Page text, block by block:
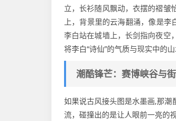
立，长衫随风飘动，衣摆的褶皱
上，背景里的云海翻涌，像是李
李白站在城墙上，长剑指向夜空
将李白“诗仙”的气质与现实中的
潮酷锋芒：赛博峡谷与
如果说古风接头图是水墨画,那
流，碰撞出的是让人眼前一亮的